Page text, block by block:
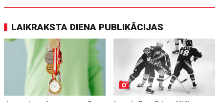
LAIKRAKSTA DIENA PUBLIKĀCIJAS